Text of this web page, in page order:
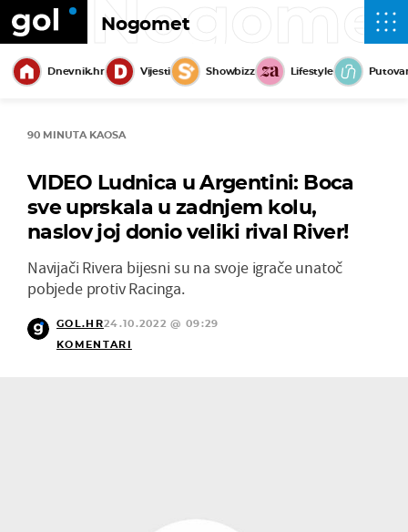
Nogomet
Dnevnik.hr Vijesti Showbizz Lifestyle
90 MINUTA KAOSA
VIDEO Ludnica u Argentini: Boca
sve uprskala u zadnjem kolu,
naslov joj donio veliki rival River!
Navijači Rivera bijesni su na svoje igrače unatoč
pobjede protiv Racinga.
GOL.HR24.10.2022 @ 09:29
KOMENTARI